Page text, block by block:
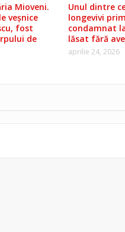
Mioveni.
veșnice
fost
de
Unul dintre
longevivi
condamnat
lăsat fără
aprilie 24, 2026